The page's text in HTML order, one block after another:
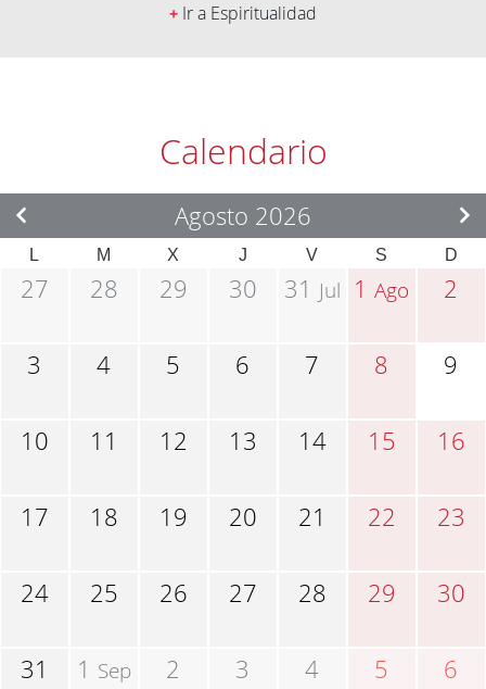
+ Ir a Espiritualidad
Calendario
Agosto 2026
L M X J V S D
27 28 29 30 31 Jul 1Ago 2
3 4 5 6 7 8 9
10 11 12 13 14 15 16
17 18 19 20 21 22 23
24 25 26 27 28 29 30
31 1 Sep 2 3 4 5 6